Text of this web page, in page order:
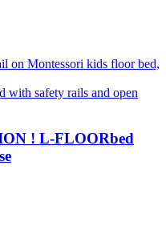
! L-FLOORbed